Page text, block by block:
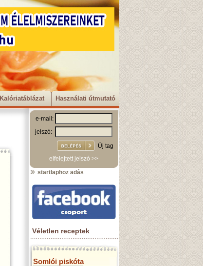
Kalóriatáblázat Használati útmutató
e-mail:
jelszó:
Új tag
elfelejtett jelszó >>
startlaphoz adás
Véletlen receptek
Somlói piskóta